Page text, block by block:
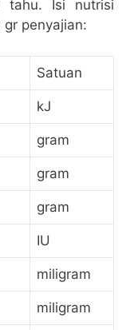
tahu. Isi nutrisi
penyajian:
Satuan
kJ
gram
gram
gram
IU
miligram
miligram